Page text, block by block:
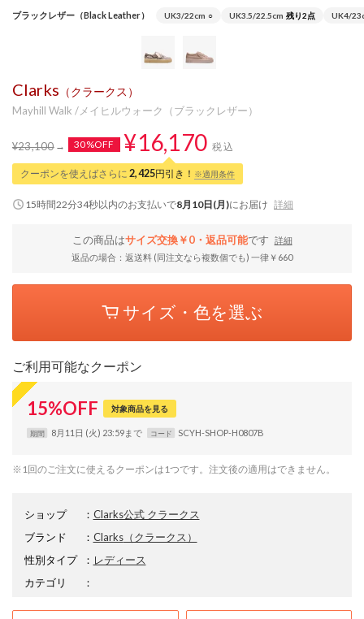
ブラックレザー（Black Leather） UK3/22cm ○ UK3.5/22.5cm 残り2点 UK4/
Clarks （クラークス）
Mayhill Walk /メイヒルウォーク（ブラックレザー）
¥23,100 30%OFF ¥16,170 税込
クーポンを使えばさらに 2,425円引き！ ※適用条件
15時間22分33秒以内のお支払いで8月10日(月)にお届け 詳細
この商品はサイズ交換￥0・返品可能です
詳細
返品の場合：返送料 (同注文なら複数個でも) 一律￥660
サイズ・色を選ぶ
ご利用可能なクーポン
15%OFF 対象商品を見る
期間 8月11日 (火) 23:59まで コード SCYH-SHOP-H0807B
※1回のご注文に使えるクーポンは1つです。注文後の適用はできません。
ショップ ： Clarks公式 クラークス
ブランド
： Clarks（クラークス）
性別タイプ
： レディース
カテゴリ
：